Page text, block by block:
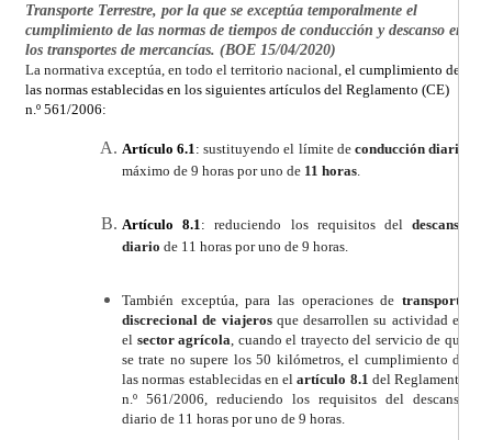
Transporte Terrestre, por la que se exceptúa temporalmente el
cumplimiento de las normas de tiempos de conducción y descanso en
los transportes de mercancías. (BOE 15/04/2020)
La normativa exceptúa, en todo el territorio nacional, el cumplimiento de
las normas establecidas en los siguientes artículos del Reglamento (CE)
n.º 561/2006:
Artículo 6.1 :sustituyendo el límite de conducción diaria
máximo de 9 horas por uno de 11 horas
Artículo 8.1 :reduciendo los requisitos deldescanso
diario de 11 horas por uno de 9 horas.
También exceptúa, para las operaciones de transporte
discrecional de viajerosque desarrollen su actividad en
el sector agrícola , cuando el trayecto del servicio de que
se trate no supere los 50 kilómetros, el cumplimiento de
las normas establecidas en elartículo 8.1 del Reglamento
n.º 561/2006, reduciendo los requisitos del descanso
diario de 11 horas por uno de 9 horas.